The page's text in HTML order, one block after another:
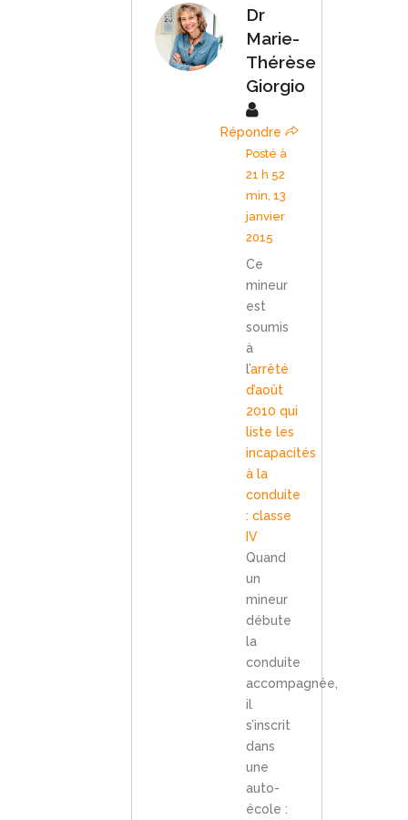
Dr
Marie-
Thérèse
Giorgio
Répondre
Posté à
21 h 52
min, 13
janvier
2015
Ce
mineur
est
soumis
à
l’arrêté
d’août
2010 qui
liste les
incapacités
à la
conduite
: classe
IV
Quand
un
mineur
débute
la
conduite
accompagnée,
il
s’inscrit
dans
une
auto-
école :